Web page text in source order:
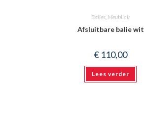
Balies Meubilair
Afsluitbare balie wit
€ 110,00
Lees verder